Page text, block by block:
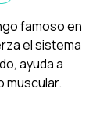
famoso en
el sistema
ayuda a
muscular.